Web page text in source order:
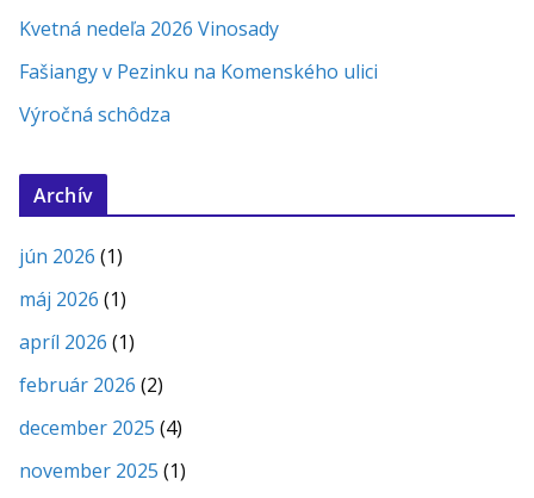
Kvetná nedeľa 2026 Vinosady
Fašiangy v Pezinku na Komenského ulici
Výročná schôdza
Archív
jún 2026 (1)
máj 2026 (1)
apríl 2026 (1)
február 2026 (2)
december 2025 (4)
november 2025 (1)